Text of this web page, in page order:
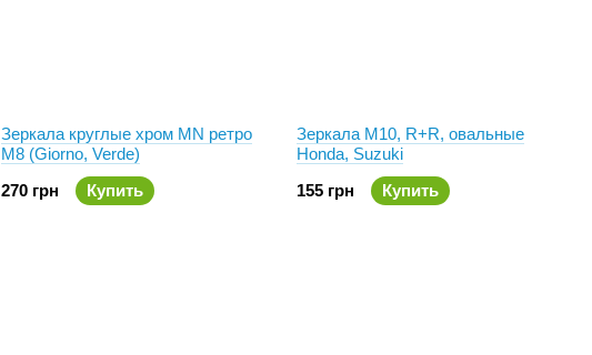
Зеркала круглые хром MN ретро
М8 (Giorno, Verde)
270 грн
Купить
Зеркала М10, R+R, овальные
Honda, Suzuki
155 грн
Купить